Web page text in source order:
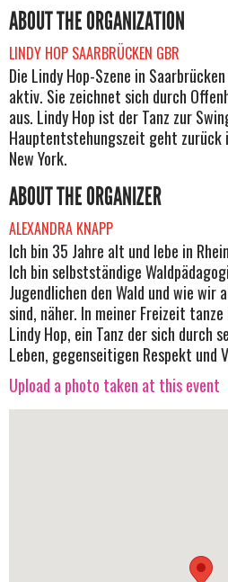
ABOUT THE ORGANIZATION
LINDY HOP SAARBRÜCKEN GBR
Die Lindy Hop-Szene in
aktiv. Sie zeichnet sich durch
aus. Lindy Hop ist der Tanz zur
Hauptentstehungszeit geht zurück
New York.
ABOUT THE ORGANIZER
ALEXANDRA KNAPP
Ich bin 35 Jahre alt und lebe in
Ich bin selbstständige
Jugendlichen den Wald und wie wir
sind, näher. In meiner Freizeit
Lindy Hop, ein Tanz der sich durch
Leben, gegenseitigen Respekt
Upload a photo taken at this event